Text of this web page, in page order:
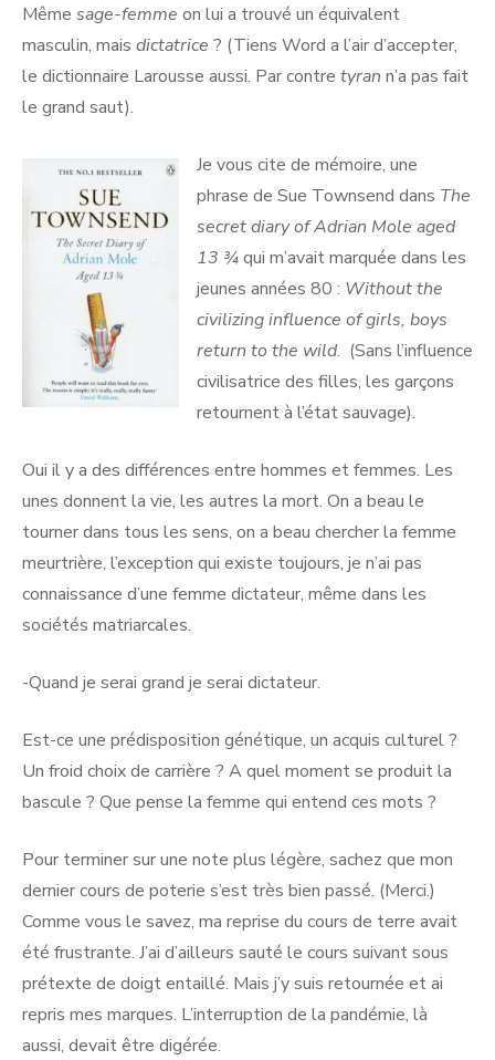
Même sage-femme on lui a trouvé un équivalent
masculin, mais dictatrice ? (Tiens Word a l’air d’accepter,
le dictionnaire Larousse aussi. Par contre tyran n’a pas fait
le grand saut).
Je vous cite de mémoire, une
phrase de Sue Townsend dans The
secret diary of Adrian Mole aged
13 ¾qui m’avait marquée dans les
jeunes années 80 : Without the
civilizing influence of girls, boys
return to the wild. (Sans l’influence
civilisatrice des filles, les garçons
retournent à l’état sauvage).
Oui il y a des différences entre hommes et femmes. Les
unes donnent la vie, les autres la mort. On a beau le
tourner dans tous les sens, on a beau chercher la femme
meurtrière, l’exception qui existe toujours, je n’ai pas
connaissance d’une femme dictateur, même dans les
sociétés matriarcales.
-Quand je serai grand je serai dictateur.
Est-ce une prédisposition génétique, un acquis culturel ?
Un froid choix de carrière ? A quel moment se produit la
bascule ? Que pense la femme qui entend ces mots ?
Pour terminer sur une note plus légère, sachez que mon
dernier cours de poterie s’est très bien passé. (Merci.)
Comme vous le savez, ma reprise du cours de terre avait
été frustrante. J’ai d’ailleurs sauté le cours suivant sous
prétexte de doigt entaillé. Mais j’y suis retournée et ai
repris mes marques. L’interruption de la pandémie, là
aussi, devait être digérée.